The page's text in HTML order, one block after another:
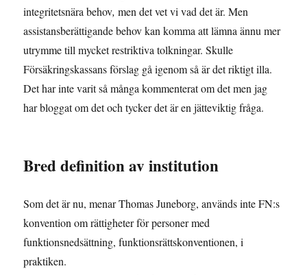
integritetsnära behov,men det vet vi vad det är. Men
assistansberättigande behov kan komma att lämna ännu mer
utrymme till mycket restriktiva tolkningar. Skulle
Försäkringskassans förslag gå igenom så är det riktigt illa.
Det har inte varit så många kommenterat om det men jag
har bloggat om det och tycker det är en jätteviktig fråga.
Bred definition av institution
Som det är nu, menar Thomas Juneborg, används inte FN:s
konvention om rättigheter för personer med
funktionsnedsättning, funktionsrättskonventionen, i
praktiken.